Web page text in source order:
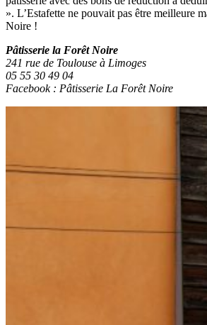
». L’Estafette ne pouvait pas être meilleure
Noire !
Pâtisserie la Forêt Noire
241 rue de Toulouse à Limoges
05 55 30 49 04
Facebook : Pâtisserie La Forêt Noire